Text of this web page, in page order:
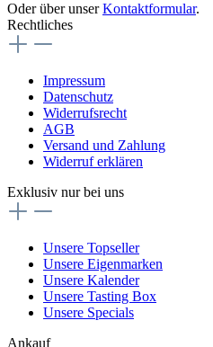
Oder über unserKontaktformular.
Rechtliches
Impressum
Datenschutz
Widerrufsrecht
AGB
Versand und Zahlung
Widerruf erklären
Exklusiv nur bei uns
Unsere Topseller
Unsere Eigenmarken
Unsere Kalender
Unsere Tasting Box
Unsere Specials
Ankauf